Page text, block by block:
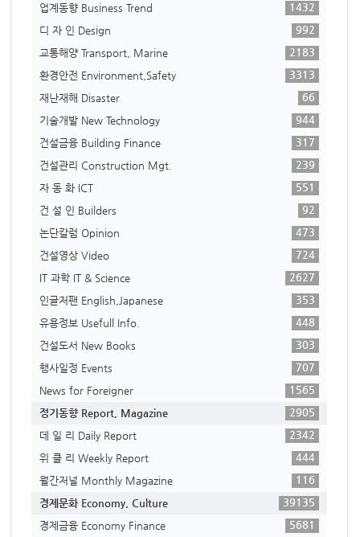
업계동향 Business Trend
1432
디 자 인 Design
992
교통해양 Transport, Marine
2183
환경안전 Environment,Safety
3313
재난재해 Disaster
66
기술개발 New Technology
944
건설금융 Building Finance
317
건설관리 Construction Mgt.
239
자 동 화 ICT
551
건 설 인 Builders
92
논단칼럼 Opinion
473
건설영상 Video
724
IT 과학 IT & Science
2627
인글저팬 English,Japanese
353
유용정보 Usefull Info.
448
건설도서 New Books
303
행사일정 Events
707
News for Foreigner
1565
정기동향 Report, Magazine
2905
데 일 리 Daily Report
2342
위 클 리 Weekly Report
444
월간저널 Monthly Magazine
116
경제문화 Economy, Culture
39135
경제금융 Economy Finance
5681